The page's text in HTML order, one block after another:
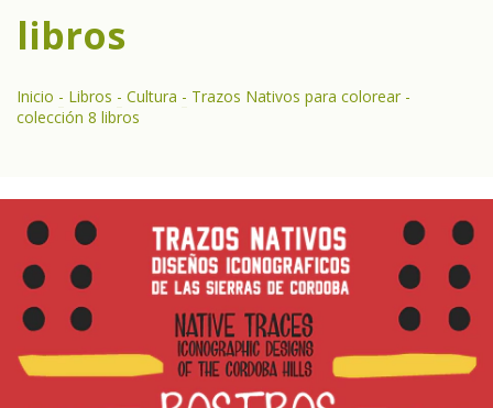
libros
Inicio - Libros - Cultura - Trazos Nativos para colorear -
colección 8 libros